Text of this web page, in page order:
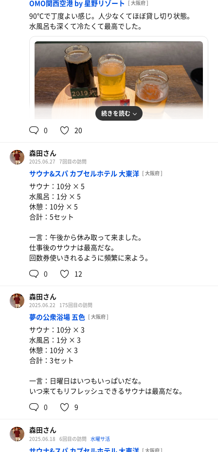
OMO関西空港 by 星野リゾート [ 大阪府 ]
90℃で丁度よい感じ。人少なくてほぼ貸し切り状態。
水風呂も深くて冷たくて最高でした。
クラフトビール
飲み比べ
続きを読む
0 20
森田さん
2025.06.27 7回目の訪問
サウナ&スパ カプセルホテル 大東洋 [ 大阪府 ]
サウナ：10分 × 5
水風呂：1分 × 5
休憩：10分 × 5
合計：5セット
一言：午後から休み取って来ました。
仕事後のサウナは最高だな。
回数券使いきれるように頻繁に来よう。
0
12
森田さん
2025.06.22 175回目の訪問
夢の公衆浴場 五色 [ 大阪府 ]
サウナ：10分 × 3
水風呂：1分 × 3
休憩：10分 × 3
合計：3セット
一言：日曜日はいつもいっぱいだな。
いつ来てもリフレッシュできるサウナは最高だな。
0
9
森田さん
2025.06.18 6回目の訪問 水曜サ活
[ 大阪府 ]